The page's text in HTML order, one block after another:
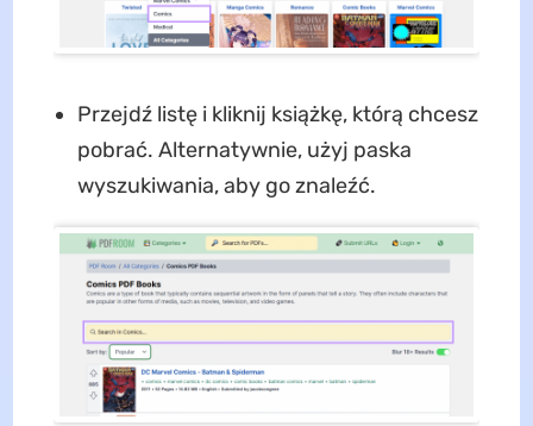
Przejdź listę i kliknij książkę, którą chcesz
pobrać. Alternatywnie, użyj paska
wyszukiwania, aby go znaleźć.